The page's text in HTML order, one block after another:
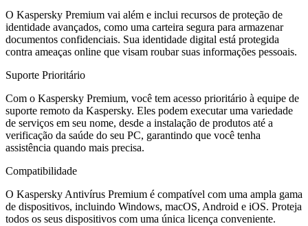
O Kaspersky Premium vai além e inclui recursos de proteção de
identidade avançados, como uma carteira segura para armazenar
documentos confidenciais. Sua identidade digital está protegida
contra ameaças online que visam roubar suas informações pessoais.
Suporte Prioritário
Com o Kaspersky Premium, você tem acesso prioritário à equipe de
suporte remoto da Kaspersky. Eles podem executar uma variedade
de serviços em seu nome, desde a instalação de produtos até a
verificação da saúde do seu PC, garantindo que você tenha
assistência quando mais precisa.
Compatibilidade
O Kaspersky Antivírus Premium é compatível com uma ampla gama
de dispositivos, incluindo Windows, macOS, Android e iOS. Proteja
todos os seus dispositivos com uma única licença conveniente.